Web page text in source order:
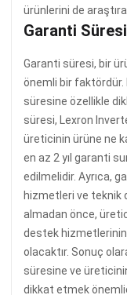
ürünlerini de
Garanti
Garanti süresi, bir
önemli bir faktördür.
süresine özellikle
süresi, Lexron
üreticinin ürüne ne
en az 2 yıl garanti
edilmelidir. Ayrıca,
hizmetleri ve teknik
almadan önce,
destek hizmetlerinin
olacaktır. Sonuç
süresine ve
dikkat etmek